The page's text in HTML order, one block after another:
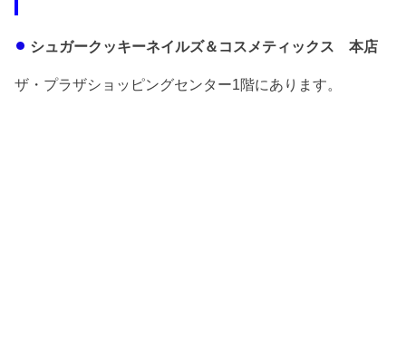
シュガークッキーネイルズ＆コスメティックス 本店
ザ・プラザショッピングセンター1階にあります。